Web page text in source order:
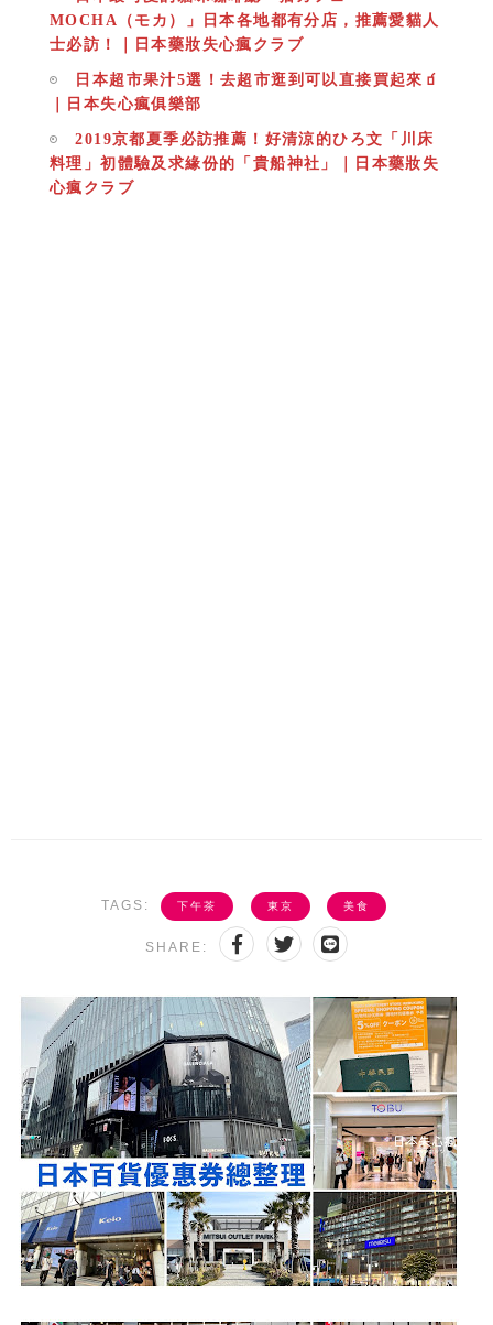
MOCHA（モカ）」日本各地都有分店，推薦愛貓人
士必訪！｜日本藥妝失心瘋クラブ
日本超市果汁5選！去超市逛到可以直接買起來🧃
｜日本失心瘋俱樂部
2019京都夏季必訪推薦！好清涼的ひろ文「川床
料理」初體驗及求緣份的「貴船神社」｜日本藥妝失
心瘋クラブ
TAGS: 下午茶 東京 美食
SHARE: